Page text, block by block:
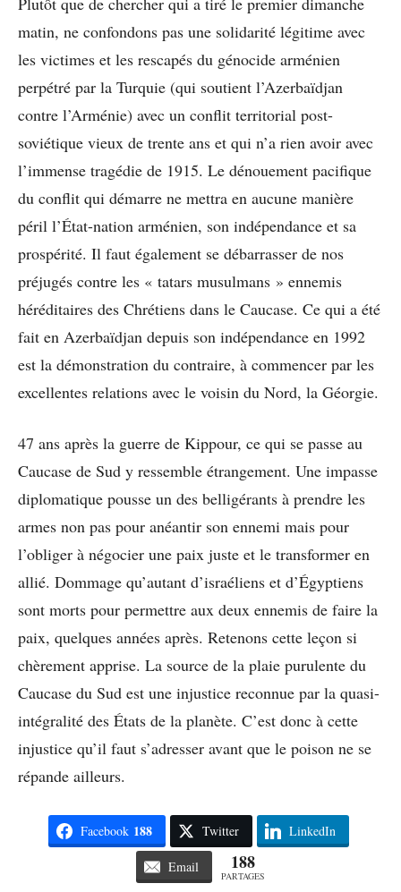
matin, ne confondons pas une solidarité légitime avec
les victimes et les rescapés du génocide arménien
perpétré par la Turquie (qui soutient l’Azerbaïdjan
contre l’Arménie) avec un conflit territorial post-
soviétique vieux de trente ans et qui n’a rien avoir avec
l’immense tragédie de 1915. Le dénouement pacifique
du conflit qui démarre ne mettra en aucune manière
péril l’État-nation arménien, son indépendance et sa
prospérité. Il faut également se débarrasser de nos
préjugés contre les « tatars musulmans » ennemis
héréditaires des Chrétiens dans le Caucase. Ce qui a été
fait en Azerbaïdjan depuis son indépendance en 1992
est la démonstration du contraire, à commencer par les
excellentes relations avec le voisin du Nord, la Géorgie.
47 ans après la guerre de Kippour, ce qui se passe au
Caucase de Sud y ressemble étrangement. Une impasse
diplomatique pousse un des belligérants à prendre les
armes non pas pour anéantir son ennemi mais pour
l’obliger à négocier une paix juste et le transformer en
allié. Dommage qu’autant d’israéliens et d’Égyptiens
sont morts pour permettre aux deux ennemis de faire la
paix, quelques années après. Retenons cette leçon si
chèrement apprise. La source de la plaie purulente du
Caucase du Sud est une injustice reconnue par la quasi-
intégralité des États de la planète. C’est donc à cette
injustice qu’il faut s’adresser avant que le poison ne se
répande ailleurs.
Facebook 188 Twitter LinkedIn
Email 188
PARTAGES